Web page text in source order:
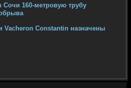
160-метровую трубу
Vacheron Constantin назначены